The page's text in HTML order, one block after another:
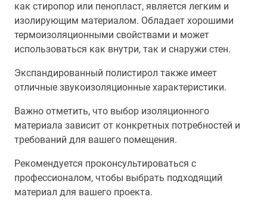
как стиропор или пенопласт, является легким и
изолирующим материалом. Обладает хорошими
термоизоляционными свойствами и может
использоваться как внутри, так и снаружи стен.
Экспандированный полистирол также имеет
отличные звукоизоляционные характеристики.
Важно отметить, что выбор изоляционного
материала зависит от конкретных потребностей и
требований для вашего помещения.
Рекомендуется проконсультироваться с
профессионалом, чтобы выбрать подходящий
материал для вашего проекта.